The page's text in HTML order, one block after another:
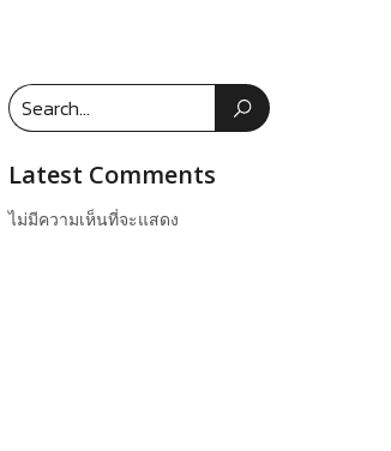
Latest Comments
ไม่มีความเห็นที่จะแสดง